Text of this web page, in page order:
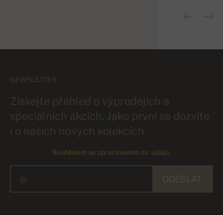
NEWSLETTER
Získejte přehled o výprodejích a
speciálních akcích. Jako první se dozvíte
i o našich nových kolekcích
Souhlasím se zpracovaním os. údaju.